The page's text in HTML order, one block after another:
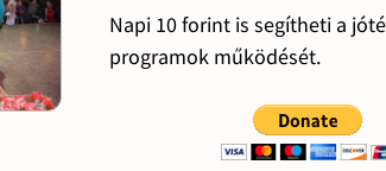
Napi 10 forint is segítheti a
programok működését.